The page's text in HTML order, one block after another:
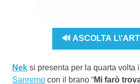
🔊 ASCOLTA
Nek si presenta per la quarta volta
Sanremo con il brano “Mi farò